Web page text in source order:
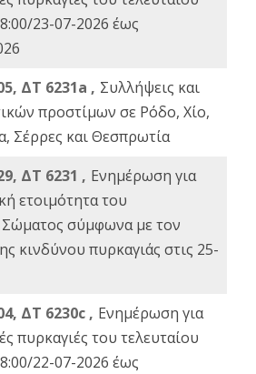
23-07-2026 έως
ΔΤ 6231a , Συλλήψεις και
προστίμων σε Ρόδο, Χίο,
Σέρρες και Θεσπρωτία
ΔΤ 6231 , Ενημέρωση για
ετοιμότητα του
σύμφωνα με τον
κινδύνου πυρκαγιάς στις 25-
ΔΤ 6230c , Ενημέρωση για
πυρκαγιές του τελευταίου
22-07-2026 έως